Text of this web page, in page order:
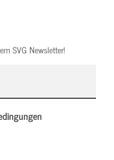
SVG Newsletter!